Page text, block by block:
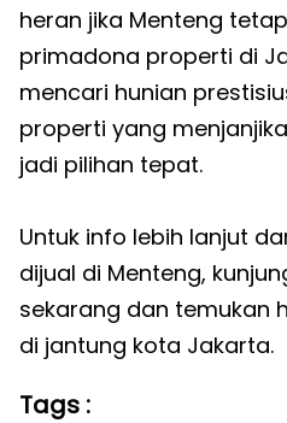
heran jika Menteng
primadona properti di
mencari hunian
properti yang
jadi pilihan tepat.
Untuk info lebih lanjut
dijual di Menteng,
sekarang dan temukan
di jantung kota Jakarta.
Tags :